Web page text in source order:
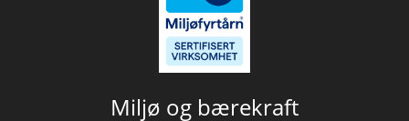
Miljø og bærekraft